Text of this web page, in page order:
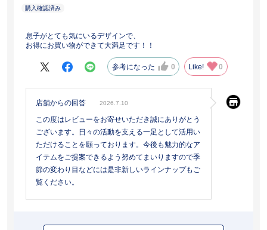
息子がとても気にいるデザインで、
お得にお買い物ができて大満足です！！
参考になった 0 Like! 0
店舗からの回答 2026.7.10
この度はレビューをお寄せいただき誠にありがとう
ございます。日々の活動を支える一足として活用い
ただけることを願っております。今後も魅力的なア
イテムをご提案できるよう努めてまいりますので季
節の変わり目などには是非新しいラインナップもご
覧ください。